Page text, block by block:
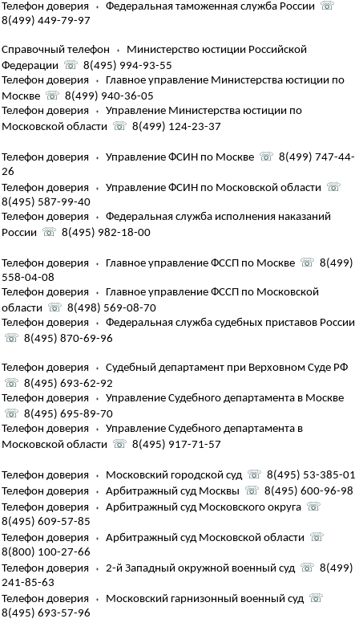
Телефон доверия ⬪ Федеральная таможенная служба России ☏
8(499) 449-79-97
Справочный телефон ⬪
Министерство юстиции Российской
Федерации ☏ 8(495) 994-93-55
Телефон доверия ⬪
Главное управление Министерства юстиции по
Москве ☏ 8(499) 940-36-05
Телефон доверия ⬪ Управление Министерства юстиции по
Московской области ☏ 8(499) 124-23-37
Телефон доверия ⬪ Управление ФСИН по Москве ☏ 8(499) 747-44-
26
Телефон доверия ⬪ Управление ФСИН по Московской области ☏
8(495) 587-99-40
Телефон доверия ⬪ Федеральная служба исполнения наказаний
России ☏ 8(495) 982-18-00
Телефон доверия ⬪ Главное управление ФССП по Москве ☏ 8(499)
558-04-08
Телефон доверия ⬪
Главное управление ФССП по Московской
области ☏ 8(498) 569-08-70
Телефон доверия ⬪ Федеральная служба судебных приставов России
☏ 8(495) 870-69-96
Телефон доверия ⬪ Судебный департамент при Верховном Суде РФ
☏ 8(495) 693-62-92
Телефон доверия ⬪ Управление Судебного департамента в Москве
☏ 8(495) 695-89-70
Телефон доверия ⬪ Управление Судебного департамента в
Московской области ☏ 8(495) 917-71-57
Телефон доверия ⬪ Московский городской суд ☏ 8(495) 53-385-01
Телефон доверия ⬪ Арбитражный суд Москвы ☏ 8(495) 600-96-98
Телефон доверия ⬪ Арбитражный суд Московского округа ☏
8(495) 609-57-85
Телефон доверия ⬪ Арбитражный суд Московской области ☏
8(800) 100-27-66
Телефон доверия ⬪ 2-й Западный окружной военный суд ☏ 8(499)
241-85-63
Телефон доверия ⬪ Московский гарнизонный военный суд ☏
8(495) 693-57-96